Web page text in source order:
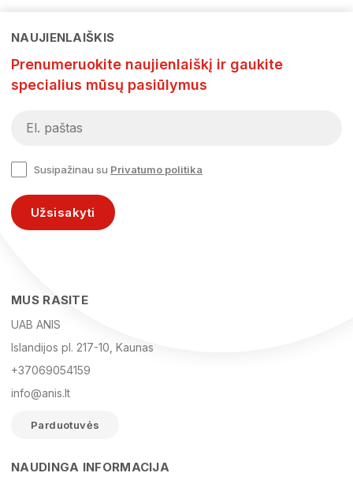
NAUJIENLAIŠKIS
Prenumeruokite naujienlaiškį ir gaukite
specialius mūsų pasiūlymus
Susipažinau su Privatumo politika
Užsisakyti
MUS RASITE
UAB ANIS
Islandijos pl. 217-10, Kaunas
+37069054159
info@anis.lt
Parduotuvės
NAUDINGA INFORMACIJA